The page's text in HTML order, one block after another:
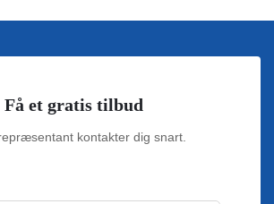
Få et gratis tilbud
kontakter dig snart.